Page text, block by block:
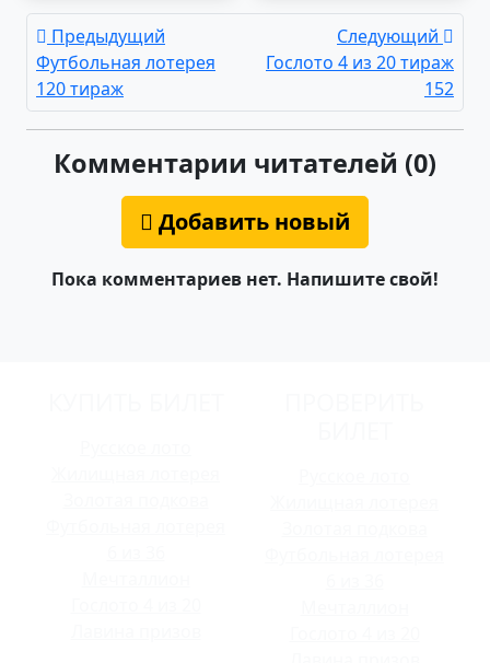
Предыдущий
Футбольная лотерея
120 тираж
Следующий
Гослото 4 из 20 тираж
152
Комментарии читателей (0)
Добавить новый
Пока комментариев нет. Напишите свой!